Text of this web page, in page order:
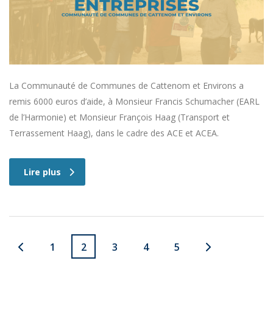
La Communauté de Communes de Cattenom et Environs a
remis 6000 euros d’aide, à Monsieur Francis Schumacher (EARL
de l’Harmonie) et Monsieur François Haag (Transport et
Terrassement Haag), dans le cadre des ACE et ACEA.
Lire plus
1 2 3 4 5